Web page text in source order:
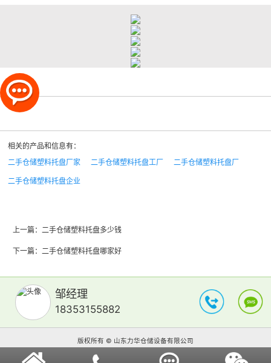
相关的产品和信息有：
二手仓储塑料托盘厂家
二手仓储塑料托盘工厂 二手仓储塑料托盘厂
二手仓储塑料托盘企业
上一篇： 二手仓储塑料托盘多少钱
下一篇： 二手仓储塑料托盘哪家好
邹经理
18353155882
版权所有 © 山东力华仓储设备有限公司